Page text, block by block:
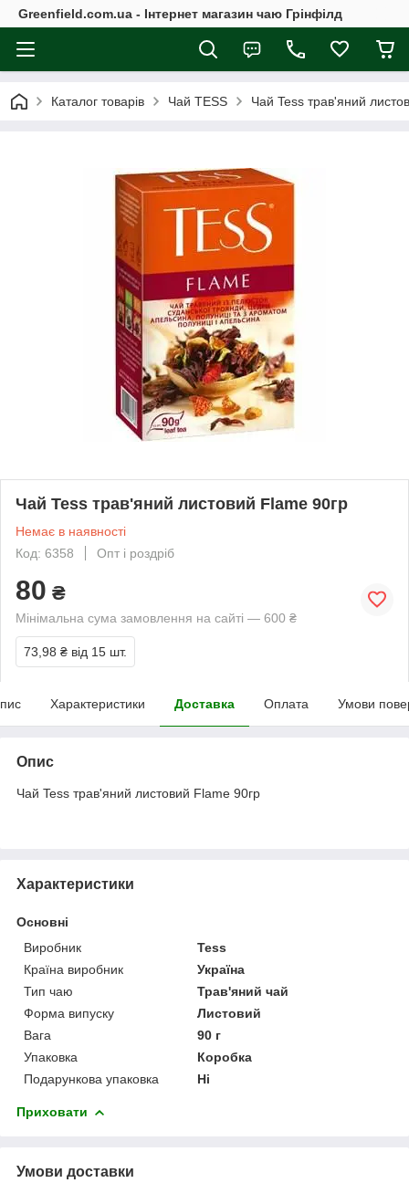
Greenfield.com.ua - Інтернет магазин чаю Грінфілд
Каталог товарів Чай TESS Чай Tess трав'яний
Чай Tess трав'яний листовий Flame 90гр
Немає в наявності
Код: 6358
Опт і роздріб
80 ₴
Мінімальна сума замовлення на сайті — 600 ₴
73,98 ₴ від 15 шт.
Характеристики Доставка Оплата Умови
Опис
Чай Tess трав'яний листовий Flame 90гр
Характеристики
Основні
Виробник
Tess
Країна виробник
Україна
Тип чаю
Трав'яний чай
Форма випуску
Листовий
Вага
90 г
Упаковка
Коробка
Подарункова упаковка
Ні
Приховати
Умови доставки